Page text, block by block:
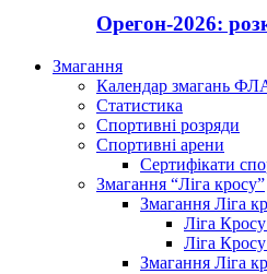
Орегон-2026:
Змагання
Календар змагань
Статистика
Спортивні розряди
Спортивні арени
Сертифікати
Змагання “Ліга кросу”
Змагання Ліга
Ліга
Ліга
Змагання Ліга